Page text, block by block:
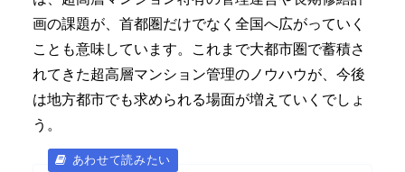
画の課題が、首都圏だけでなく全国へ広がっていく
ことも意味しています。これまで大都市圏で蓄積さ
れてきた超高層マンション管理のノウハウが、今後
は地方都市でも求められる場面が増えていくでしょ
う。